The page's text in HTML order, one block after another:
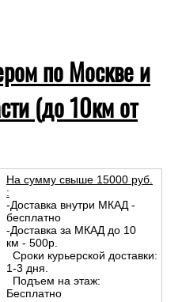
по Москве и
(до 10км от
На сумму свыше 15000 руб.
:
-Доставка внутри МКАД -
бесплатно
-Доставка за МКАД до 10
км - 500р.
Сроки курьерской доставки:
1-3 дня.
Подъем на этаж:
Бесплатно